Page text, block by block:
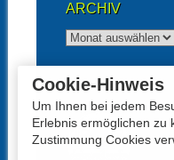
ARCHIV
Archiv
UNTERSTÜTZT
Cookie-Hinweis
Um Ihnen bei jedem
Erlebnis ermöglichen zu
Zustimmung Cookies